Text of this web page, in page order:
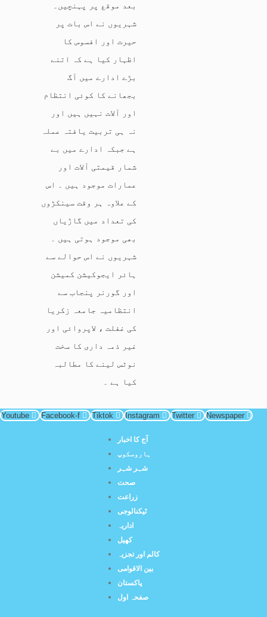
بعد موقع پر پہنچیں۔
شہریوں نے اس بات پر
حیرت اور افسوس کا
اظہار کیا ہے کہ اتنے
بڑے ادارے میں آگ
بجھانے کا کوئی انتظام
اور آلات نہیں ہیں اور
نہ ہی تربیت یافتہ عملہ
ہے جبکہ ادارے میں بے
شمار قیمتی آلات اور
عمارات موجود ہیں ۔ اس
کے علاوہ ہر وقت سینکڑوں
کی تعداد میں گاڑیاں
بھی موجود ہوتی ہیں ۔
شہریوں نے اس حوالے سے
ہائر ایجوکیشن کمیشن
اور گورنر پنجاب سے
انتظامیہ جامعہ زکریا
کی غفلت ، لاپروائی اور
غیر ذمہ داری کا سخت
نوٹس لینے کا مطالبہ
کیا ہے ۔
Youtube Facebook-f Tiktok Instagram Twitter Newspaper
آج کا اخبار
ہاروسکوپ
شہر شہر
صحت
زراعت
ٹیکنالوجی
اداریہ
کھیل
کالم اور تجزیہ
بین الاقوامی
پاکستان
صفحہ اول